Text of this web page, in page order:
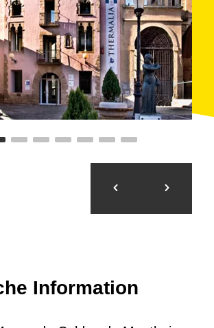
und das Werk von Manolo
Picasso.
Information